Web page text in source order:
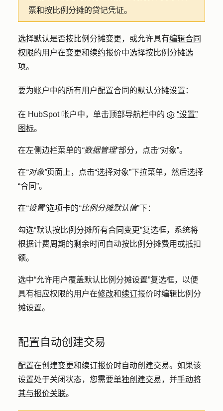
票和按比例分摊的贷记凭证。
选择默认是否按比例分摊变更，或允许具有编辑合同
权限的用户在变更和续约报价中选择按比例分摊选
项。
要为账户中的所有用户配置合同的默认分摊设置：
在 HubSpot 帐户中，单击顶部导航栏中的
“设置”
图标。
在左侧边栏菜单的“数据管理”部分，点击“对象”。
在“对象”页面上，点击“选择对象”下拉菜单，然后选择
“合同”。
在“设置”选项卡的“比例分摊默认值”下：
勾选“默认按比例分摊所有合同变更”复选框，系统将
根据计费周期的剩余时间自动按比例分摊费用或抵扣
额。
选中“允许用户覆盖默认比例分摊设置”复选框，以便
具有相应权限的用户在修改和续订报价时编辑比例分
摊设置。
配置自动创建交易
配置在创建变更和续订报价时自动创建交易。如果该
设置处于关闭状态，您需要单独创建交易，并手动将
其与报价关联。